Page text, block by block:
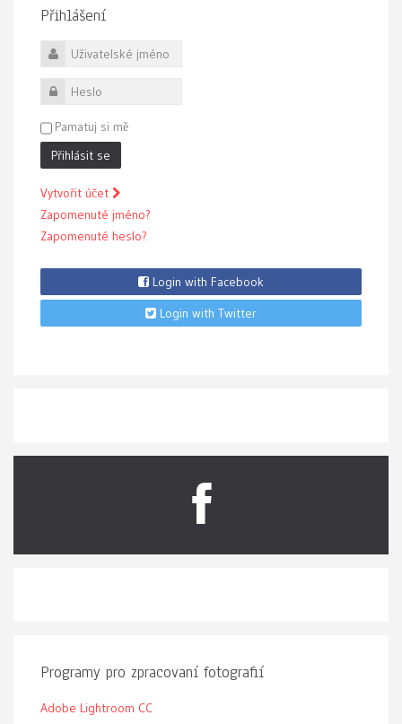
Přihlášení
Uživatelské jméno
Heslo
Pamatuj si mě
Přihlásit se
Vytvořit účet
Zapomenuté jméno?
Zapomenuté heslo?
Login with Facebook
Login with Twitter
Programy pro zpracovaní fotografií
Adobe Lightroom CC